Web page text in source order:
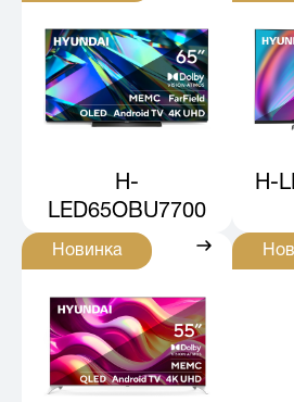
H-
LED65OBU7700
H-
Новинка